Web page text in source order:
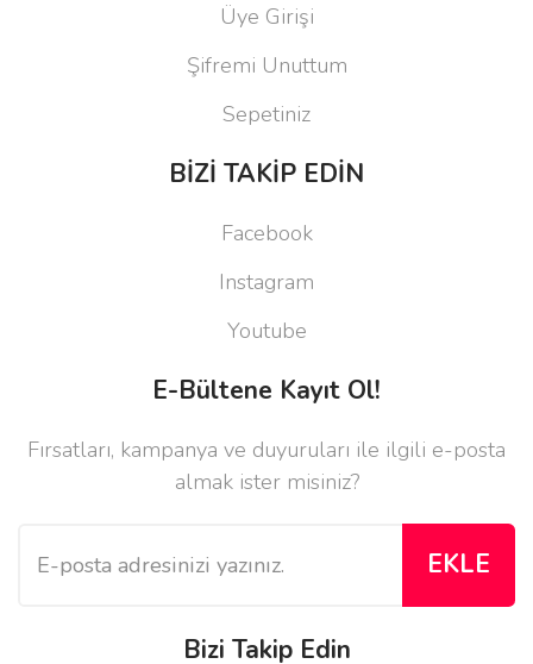
Üye Girişi
Şifremi Unuttum
Sepetiniz
BİZİ TAKİP EDİN
Facebook
Instagram
Youtube
E-Bültene Kayıt Ol!
Fırsatları, kampanya ve duyuruları ile ilgili e-posta
almak ister misiniz?
EKLE
Bizi Takip Edin